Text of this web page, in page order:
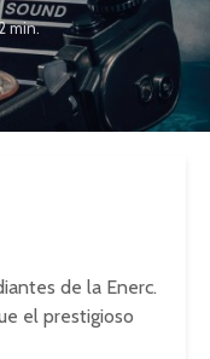
2 min.
de la Enerc.
el prestigioso